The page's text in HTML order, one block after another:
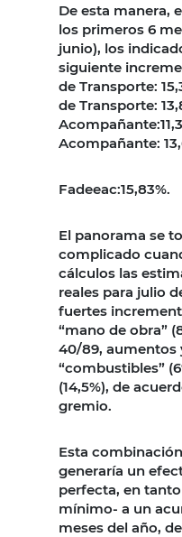
De esta manera,
los primeros 6
junio), los
siguiente
de Transporte:
de Transporte:
Acompañante:
Fadeeac:15,83%.
El panorama se
complicado
cálculos las
reales para julio
fuertes
“mano de obra”
40/89, aumentos
“combustibles”
(14,5%), de
gremio.
Esta
generaría un
perfecta, en
mínimo- a un
meses del año,